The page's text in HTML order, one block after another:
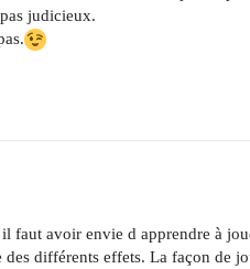
judicieux.
faut avoir envie d apprendre à
différents effets. La façon de